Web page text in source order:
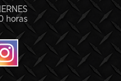
horas